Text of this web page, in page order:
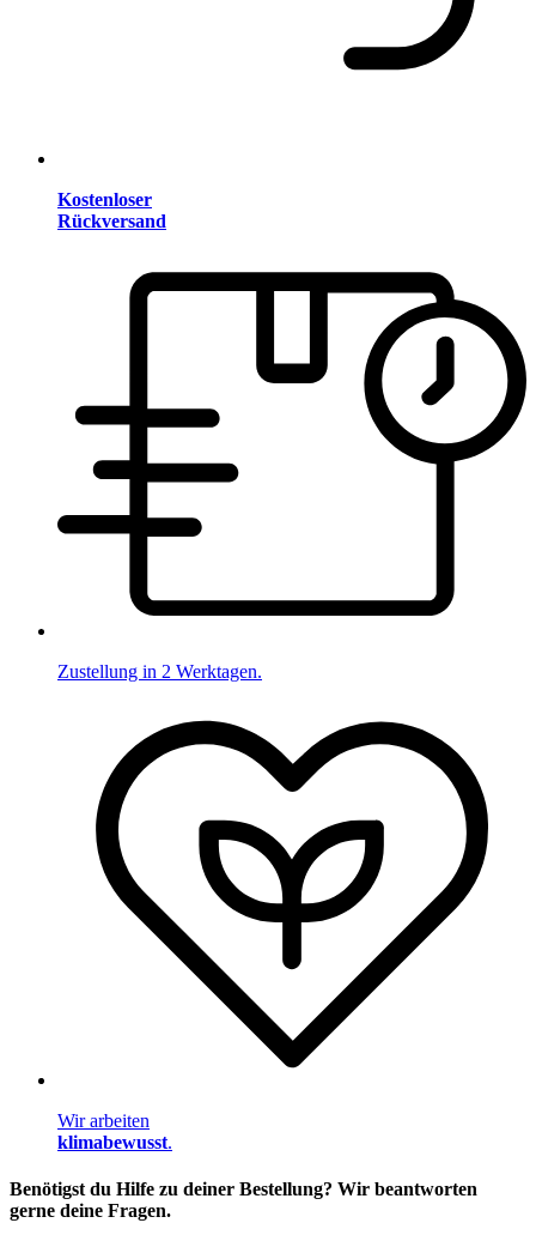
Kostenloser
Rückversand
Zustellung in 2 Werktagen.
Wir arbeiten
klimabewusst.
Benötigst du Hilfe zu deiner Bestellung? Wir beantworten
gerne deine Fragen.